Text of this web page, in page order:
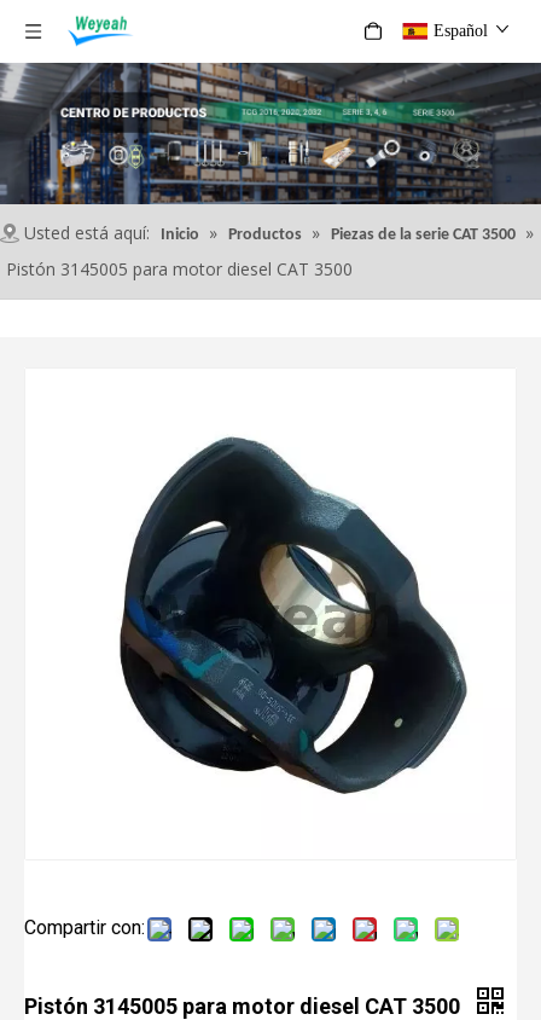
Español
Usted está aquí: Inicio » Productos » Piezas de la serie CAT 3500 »
Pistón 3145005 para motor diesel CAT 3500
Compartir con:
Pistón 3145005 para motor diesel CAT 3500